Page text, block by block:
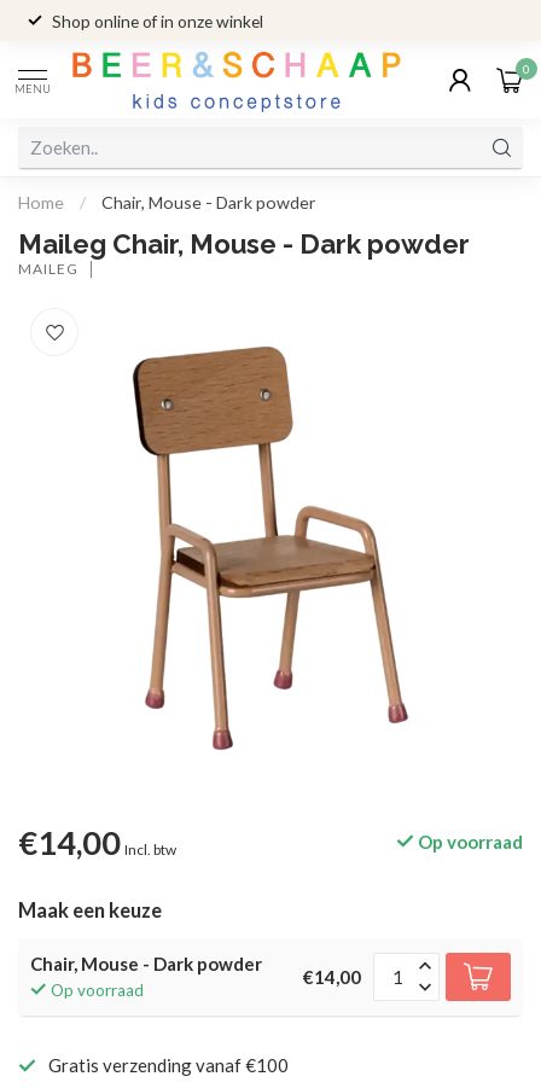
Shop online of in onze winkel
MENU
0
Home / Chair, Mouse - Dark powder
Maileg Chair, Mouse - Dark powder
MAILEG
€14,00 Incl. btw Op voorraad
Maak een keuze
Chair, Mouse - Dark powder
Op voorraad
€14,00
Gratis verzending vanaf €100